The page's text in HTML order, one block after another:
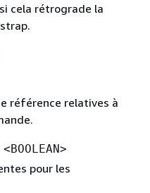
cela rétrograde la
référence relatives à
pour les